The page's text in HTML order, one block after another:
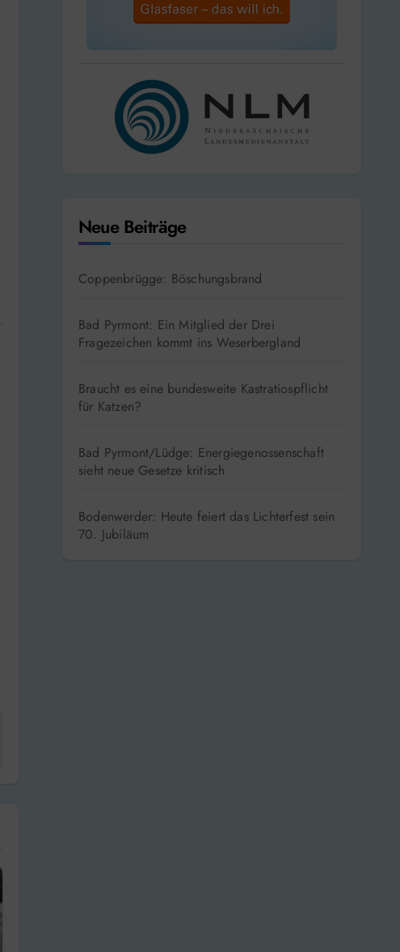
Neue Beiträge
Coppenbrügge: Böschungsbrand
Bad Pyrmont: Ein Mitglied der Drei
Fragezeichen kommt ins Weserbergland
Braucht es eine bundesweite Kastratiospflicht
für Katzen?
Bad Pyrmont/Lüdge: Energiegenossenschaft
sieht neue Gesetze kritisch
Bodenwerder: Heute feiert das Lichterfest sein
70. Jubiläum